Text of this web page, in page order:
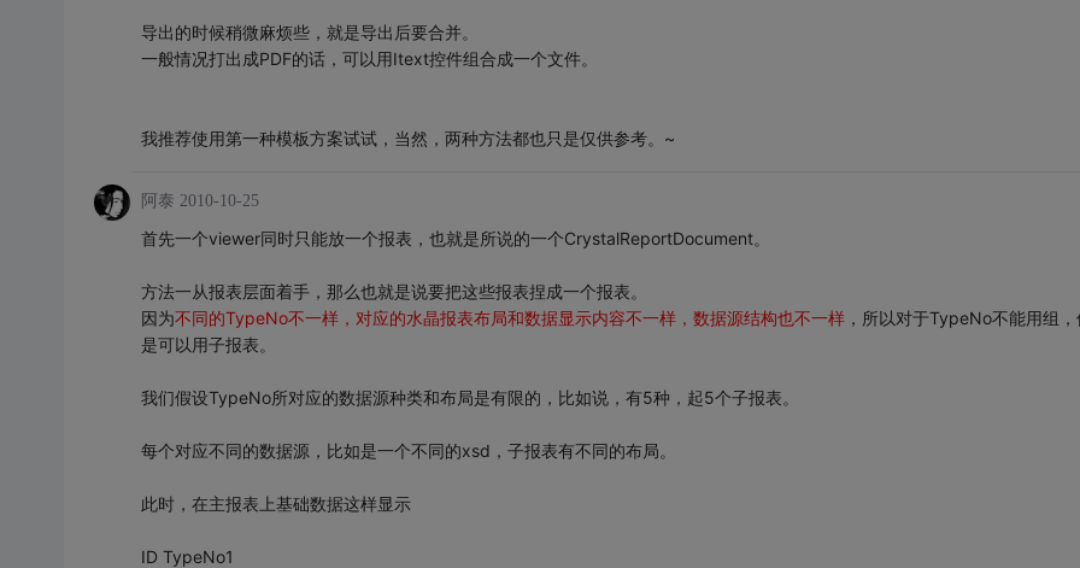
导出的时候稍微麻烦些，就是导出后要合并。
一般情况打出成PDF的话，可以用Itext控件组合成一个文件。
我推荐使用第一种模板方案试试，当然，两种方法都也只是仅供参考。~
阿泰 2010-10-25
首先一个viewer同时只能放一个报表，也就是所说的一个CrystalReportDocument。
方法一从报表层面着手，那么也就是说要把这些报表捏成一个报表。
因为不同的TypeNo不一样，对应的水晶报表布局和数据显示内容不一样，数据源结构也不一样，所以对于TypeNo不能用组，
是可以用子报表。
我们假设TypeNo所对应的数据源种类和布局是有限的，比如说，有5种，起5个子报表。
每个对应不同的数据源，比如是一个不同的xsd，子报表有不同的布局。
此时，在主报表上基础数据这样显示
ID TypeNo1